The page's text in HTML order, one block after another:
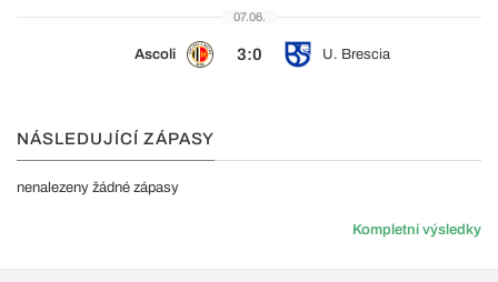
07.06.
Ascoli 3:0 U. Brescia
NÁSLEDUJÍCÍ ZÁPASY
nenalezeny žádné zápasy
Kompletní výsledky